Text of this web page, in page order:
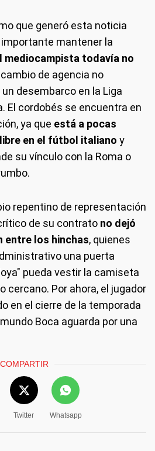
que generó esta noticia
mantener la
mediocampista todavía no
de agencia no
desembarco en la Liga
El cordobés se encuentra en
ya que está a pocas
en el fútbol italiano y
su vínculo con la Roma o
repentino de representación
de su contrato no dejó
entre los hinchas, quienes
una puerta
pueda vestir la camiseta
cercano. Por ahora, el jugador
en el cierre de la temporada
Boca aguarda por una
COMPARTIR
Twitter Whatsapp